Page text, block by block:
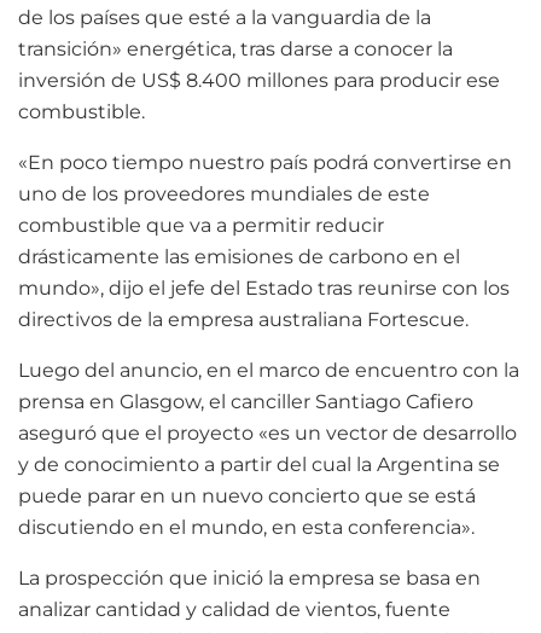
de los países que esté a la vanguardia de la
transición» energética, tras darse a conocer la
inversión de US$ 8.400 millones para producir ese
combustible.
«En poco tiempo nuestro país podrá convertirse en
uno de los proveedores mundiales de este
combustible que va a permitir reducir
drásticamente las emisiones de carbono en el
mundo», dijo el jefe del Estado tras reunirse con los
directivos de la empresa australiana Fortescue.
Luego del anuncio, en el marco de encuentro con la
prensa en Glasgow, el canciller Santiago Cafiero
aseguró que el proyecto «es un vector de desarrollo
y de conocimiento a partir del cual la Argentina se
puede parar en un nuevo concierto que se está
discutiendo en el mundo, en esta conferencia».
La prospección que inició la empresa se basa en
analizar cantidad y calidad de vientos, fuente